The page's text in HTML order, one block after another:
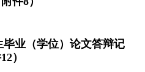
毕业（学位）论文答辩记
12）